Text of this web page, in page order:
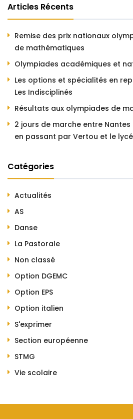
Articles Récents
Remise des prix nationaux
de mathématiques
Olympiades académiques et
Les options et spécialités en
Les Indisciplinés
Résultats aux olympiades de
2 jours de marche entre
en passant par Vertou et le
Catégories
Actualités
AS
Danse
La Pastorale
Non classé
Option DGEMC
Option EPS
Option italien
S'exprimer
Section européenne
STMG
Vie scolaire